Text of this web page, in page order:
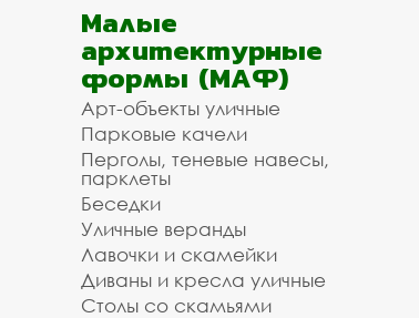
Малые
архитектурные
формы (МАФ)
Арт-объекты уличные
Парковые качели
Перголы, теневые навесы,
парклеты
Беседки
Уличные веранды
Лавочки и скамейки
Диваны и кресла уличные
Столы со скамьями